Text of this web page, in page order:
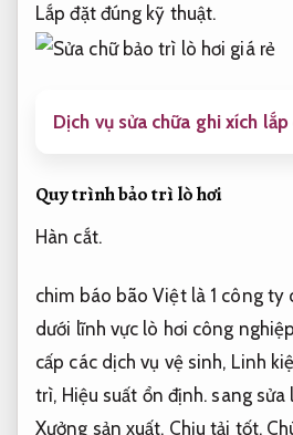
Lắp đặt đúng kỹ thuật.
Dịch vụ sửa chữa ghi xích
Quy trình bảo trì lò hơi
Hàn cắt.
chim báo bão Việt là 1 công ty
dưới lĩnh vực lò hơi công
cấp các dịch vụ vệ sinh, Linh
trì, Hiệu suất ổn định. sang sửa
Xưởng sản xuất. Chịu tải tốt.